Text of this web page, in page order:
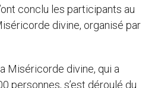
conclu les participants au
divine, organisé par
Miséricorde divine, qui a
personnes, s’est déroulé du